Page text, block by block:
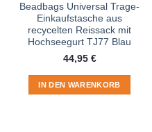
Beadbags Universal Trage-
Einkaufstasche aus
recycelten Reissack mit
Hochseegurt TJ77 Blau
44,95 €
IN DEN WARENKORB